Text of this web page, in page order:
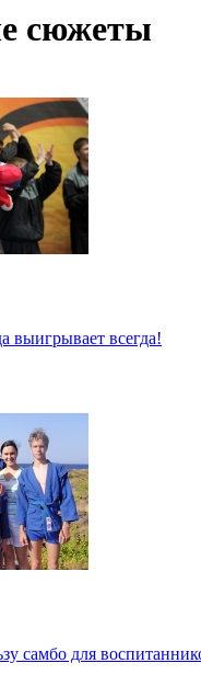
сюжеты
выигрывает всегда!
самбо для